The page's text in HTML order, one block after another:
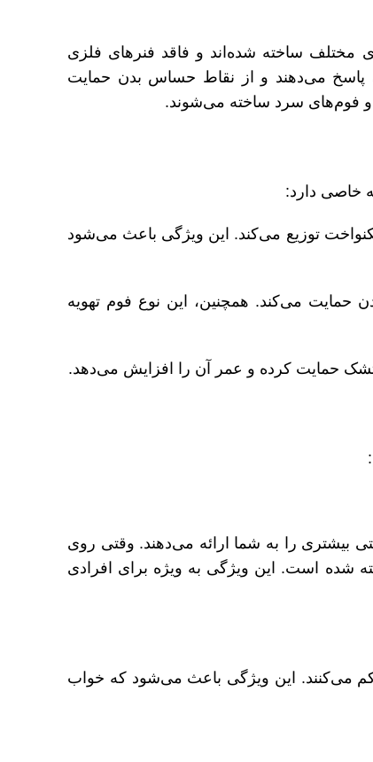
ساخته شده‌اند و فاقد فنرهای فلزی
پاسخ می‌دهند و از نقاط حساس بدن حمایت
و فوم‌های سرد ساخته می‌شوند.
خاصی دارد:
توزیع می‌کند. این ویژگی باعث می‌شود
حمایت می‌کند. همچنین، این نوع فوم تهویه
را به شما ارائه می‌دهند. وقتی روی
شده است. این ویژگی به ویژه برای افرادی
می‌کنند. این ویژگی باعث می‌شود که خواب